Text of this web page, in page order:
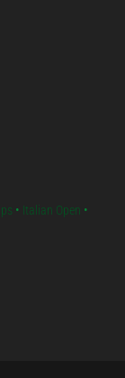
• Italian Open •